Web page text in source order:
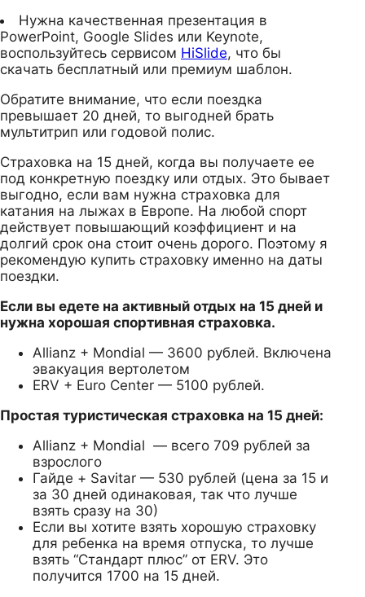
Нужна качественная презентация в
PowerPoint, Google Slides или Keynote,
воспользуйтесь сервисом HiSlide, что бы
скачать бесплатный или премиум шаблон.
Обратите внимание, что если поездка
превышает 20 дней, то выгодней брать
мультитрип или годовой полис.
Страховка на 15 дней, когда вы получаете ее
под конкретную поездку или отдых. Это бывает
выгодно, если вам нужна страховка для
катания на лыжах в Европе. На любой спорт
действует повышающий коэффициент и на
долгий срок она стоит очень дорого. Поэтому я
рекомендую купить страховку именно на даты
поездки.
Если вы едете на активный отдых на 15 дней и
нужна хорошая спортивная страховка.
Allianz + Mondial — 3600 рублей. Включена
эвакуация вертолетом
ERV + Euro Center — 5100 рублей.
Простая туристическая страховка на 15 дней:
Allianz + Mondial — всего 709 рублей за
взрослого
Гайде + Savitar — 530 рублей (цена за 15 и
за 30 дней одинаковая, так что лучше
взять сразу на 30)
Если вы хотите взять хорошую страховку
для ребенка на время отпуска, то лучше
взять “Стандарт плюс” от ERV. Это
получится 1700 на 15 дней.